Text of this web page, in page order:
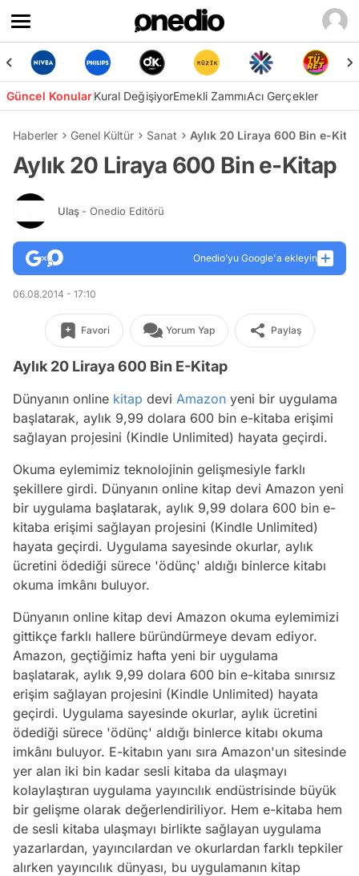
Güncel KonularKural DeğişiyorEmekli ZammıAcı Gerçekler
Haberler Genel Kültür Sanat Aylık 20 Liraya 600 Bin e-
Aylık 20 Liraya 600 Bin e-Kitap
Ulaş - Onedio Editörü
Onedio’yu Google'a ekleyin
06.08.2014 - 17:10
Favori Yorum Yap Paylaş
Aylık 20 Liraya 600 Bin E-Kitap
Dünyanın online kitap devi Amazon yeni bir uygulama
başlatarak, aylık 9,99 dolara 600 bin e-kitaba erişimi
sağlayan projesini (Kindle Unlimited) hayata geçirdi.
Okuma eylemimiz teknolojinin gelişmesiyle farklı
şekillere girdi. Dünyanın online kitap devi Amazon yeni
bir uygulama başlatarak, aylık 9,99 dolara 600 bin e-
kitaba erişimi sağlayan projesini (Kindle Unlimited)
hayata geçirdi. Uygulama sayesinde okurlar, aylık
ücretini ödediği sürece 'ödünç' aldığı binlerce kitabı
okuma imkânı buluyor.
Dünyanın online kitap devi Amazon okuma eylemimizi
gittikçe farklı hallere büründürmeye devam ediyor.
Amazon, geçtiğimiz hafta yeni bir uygulama
başlatarak, aylık 9,99 dolara 600 bin e-kitaba sınırsız
erişim sağlayan projesini (Kindle Unlimited) hayata
geçirdi. Uygulama sayesinde okurlar, aylık ücretini
ödediği sürece 'ödünç' aldığı binlerce kitabı okuma
imkânı buluyor. E-kitabın yanı sıra Amazon'un sitesinde
yer alan iki bin kadar sesli kitaba da ulaşmayı
kolaylaştıran uygulama yayıncılık endüstrisinde büyük
bir gelişme olarak değerlendiriliyor. Hem e-kitaba hem
de sesli kitaba ulaşmayı birlikte sağlayan uygulama
yazarlardan, yayıncılardan ve okurlardan farklı tepkiler
alırken yayıncılık dünyası, bu uygulamanın kitap